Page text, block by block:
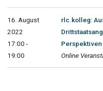
16. August
2022
17:00 -
19:00
rlc.kolleg:
Online